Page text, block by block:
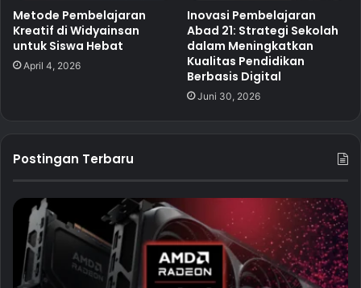
Metode Pembelajaran
Kreatif di Widyainsan
untuk Siswa Hebat
April 4, 2026
Inovasi Pembelajaran
Abad 21: Strategi Sekolah
dalam Meningkatkan
Kualitas Pendidikan
Berbasis Digital
Juni 30, 2026
Postingan Terbaru